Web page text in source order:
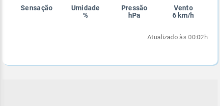
Sensação
Umidade
%
Pressão
hPa
Vento
6 km/h
Atualizado às 00:02h